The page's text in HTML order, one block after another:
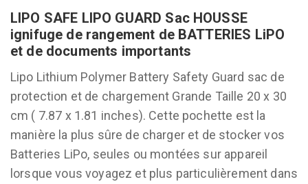
LIPO SAFE LIPO GUARD Sac HOUSSE
ignifuge de rangement de BATTERIES LiPO
et de documents importants
Lipo Lithium Polymer Battery Safety Guard sac de
protection et de chargement Grande Taille 20 x 30
cm ( 7.87 x 1.81 inches). Cette pochette est la
manière la plus sûre de charger et de stocker vos
Batteries LiPo, seules ou montées sur appareil
lorsque vous voyagez et plus particulièrement dans